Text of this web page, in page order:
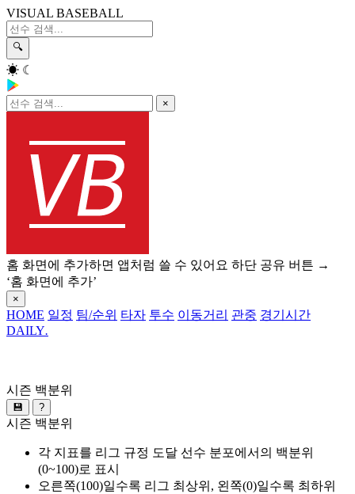
VISUAL BASEBALL
🔍
☀ ☾
×
홈 화면에 추가하면 앱처럼 쓸 수 있어요 하단 공유 버튼 →
‘홈 화면에 추가’
×
HOME 일정 팀/순위 타자 투수 이동거리 관중 경기시간
DAILY.
시즌 백분위
💾 ?
시즌 백분위
각 지표를 리그 규정 도달 선수 분포에서의 백분위
(0~100)로 표시
오른쪽(100)일수록 리그 최상위, 왼쪽(0)일수록 최하위